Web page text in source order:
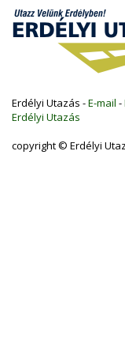
Erdélyi Utazás -E-mail -
Erdélyi Utazás
copyright © Erdélyi